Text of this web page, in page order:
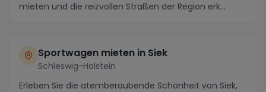
mieten und die reizvollen Straßen der Region erk...
Sportwagen mieten in Siek
Schleswig-Holstein
Erleben Sie die atemberaubende Schönheit von Siek,